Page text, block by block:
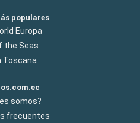
populares
Europa
the Seas
Toscana
somos?
frecuentes